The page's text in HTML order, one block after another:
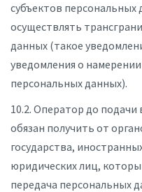
субъектов
осуществлять
данных (такое
уведомления о
персональных данных).
10.2. Оператор до
обязан получить от
государства,
юридических лиц,
передача персональных